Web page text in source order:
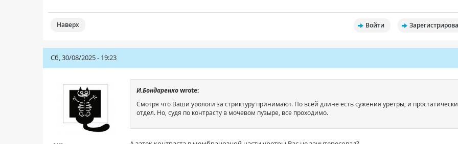
Наверх Войти
Сб, 30/08/2025 - 19:23
И.Бондаренкоwrote:
Смотря что Ваши урологи за стриктуру принимают. По всей длине есть сужения уретры, и
отдел. Но, судя по контрасту в мочевом пузыре, все проходимо.